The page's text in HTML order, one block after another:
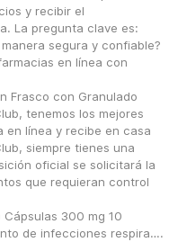
y recibir el
La pregunta clave es:
segura y confiable?
en línea con
Frasco con Granulado
tenemos los mejores
en línea y recibe en casa
siempre tienes una
oficial se solicitará la
que requieran control
300 mg 10
de infecciones respira….